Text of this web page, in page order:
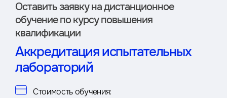
Оставить заявку на дистан­ционное
обучение по курсу повышения
квалификации
Аккредитация испытательных
лабораторий
Стоимость обучения: